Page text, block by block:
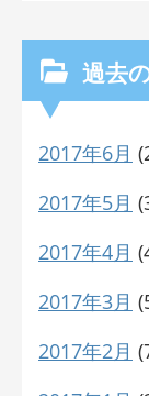
過去
2017年6月
2017年5月
2017年4月
2017年3月
2017年2月